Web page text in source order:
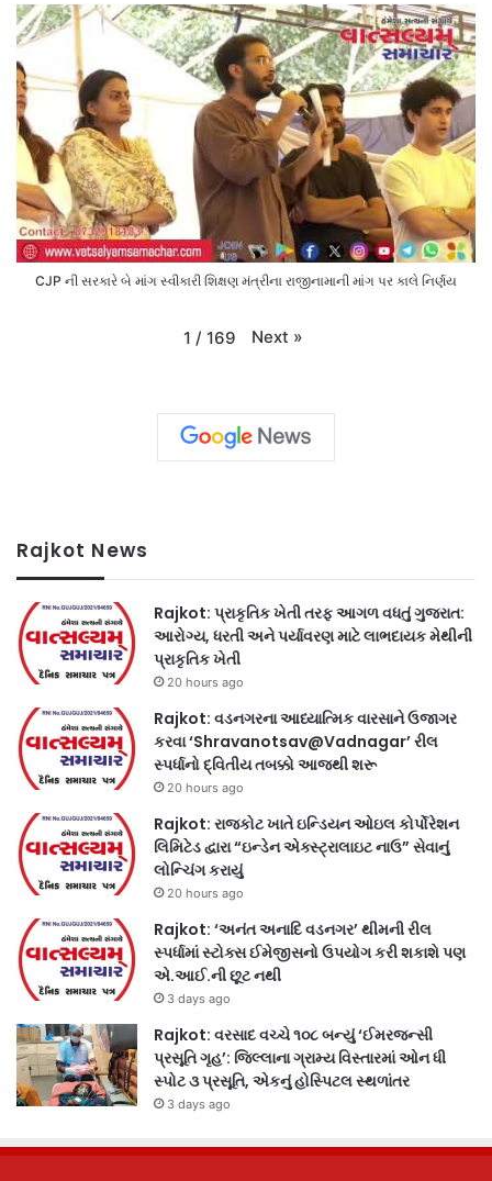
CJP ની સરકારે બે માંગ સ્વીકારી શિક્ષણ મંત્રીના રાજીનામાની માંગ પર કાલે નિર્ણય
1 / 169 Next »
Rajkot News
Rajkot: પ્રાકૃતિક ખેતી તરફ આગળ વધતું ગુજરાત:
આરોગ્ય, ધરતી અને પર્યાવરણ માટે લાભદાયક મેથીની
પ્રાકૃતિક ખેતી
20 hours ago
Rajkot: વડનગરના આધ્યાત્મિક વારસાને ઉજાગર
કરવા ‘Shravanotsav@Vadnagar’ રીલ
સ્પર્ધાનો દ્વિતીય તબક્કો આજથી શરૂ
20 hours ago
Rajkot: રાજકોટ ખાતે ઇન્ડિયન ઓઇલ કોર્પોરેશન
લિમિટેડ દ્વારા “ઇન્ડેન એક્સ્ટ્રાલાઇટ નાઉ” સેવાનું
લોન્ચિંગ કરાયું
20 hours ago
Rajkot: ‘અનંત અનાદિ વડનગર’ થીમની રીલ
સ્પર્ધામાં સ્ટોક્સ ઈમેજીસનો ઉપયોગ કરી શકાશે પણ
એ.આઈ.ની છૂટ નથી
3 days ago
Rajkot: વરસાદ વચ્ચે ૧૦૮ બન્યું ‘ઈમરજન્સી
પ્રસૂતિ ગૃહ’: જિલ્લાના ગ્રામ્ય વિસ્તારમાં ઓન ધી
સ્પોટ ૩ પ્રસૂતિ, એકનું હોસ્પિટલ સ્થળાંતર
3 days ago